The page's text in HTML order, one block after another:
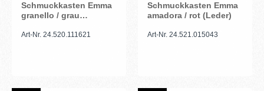
Schmuckkasten Emma
granello / grau
Art-Nr. 24.520.111621
Schmuckkasten Emma
amadora / rot (Leder)
Art-Nr. 24.521.015043